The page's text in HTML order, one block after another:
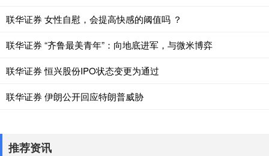
联华证券 女性自慰，会提高快感的阈值吗 ？
联华证券 “齐鲁最美青年”：向地底进军，与微米博弈
联华证券 恒兴股份IPO状态变更为通过
联华证券 伊朗公开回应特朗普威胁
推荐资讯